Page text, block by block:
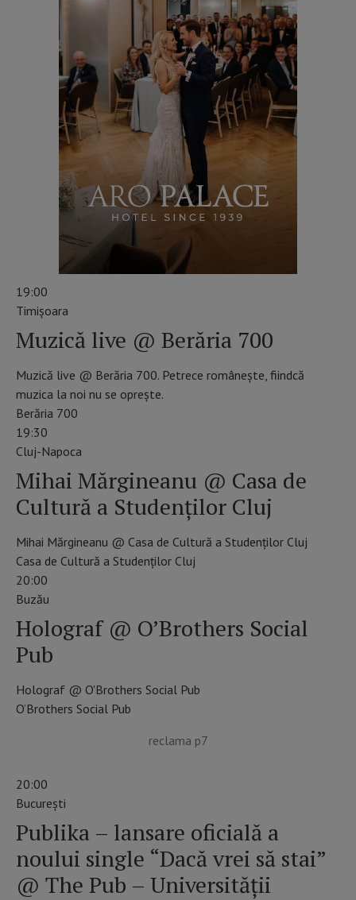
19:00
Timişoara
Muzică live @ Berăria 700
Muzică live @ Berăria 700. Petrece românește, fiindcă
muzica la noi nu se oprește.
Berăria 700
19:30
Cluj-Napoca
Mihai Mărgineanu @ Casa de
Cultură a Studenților Cluj
Mihai Mărgineanu @ Casa de Cultură a Studenților Cluj
Casa de Cultură a Studenților Cluj
20:00
Buzău
Holograf @ O’Brothers Social
Pub
Holograf @ O'Brothers Social Pub
O’Brothers Social Pub
reclama p7
20:00
Bucureşti
Publika – lansare oficială a
noului single “Dacă vrei să stai”
@ The Pub – Universității